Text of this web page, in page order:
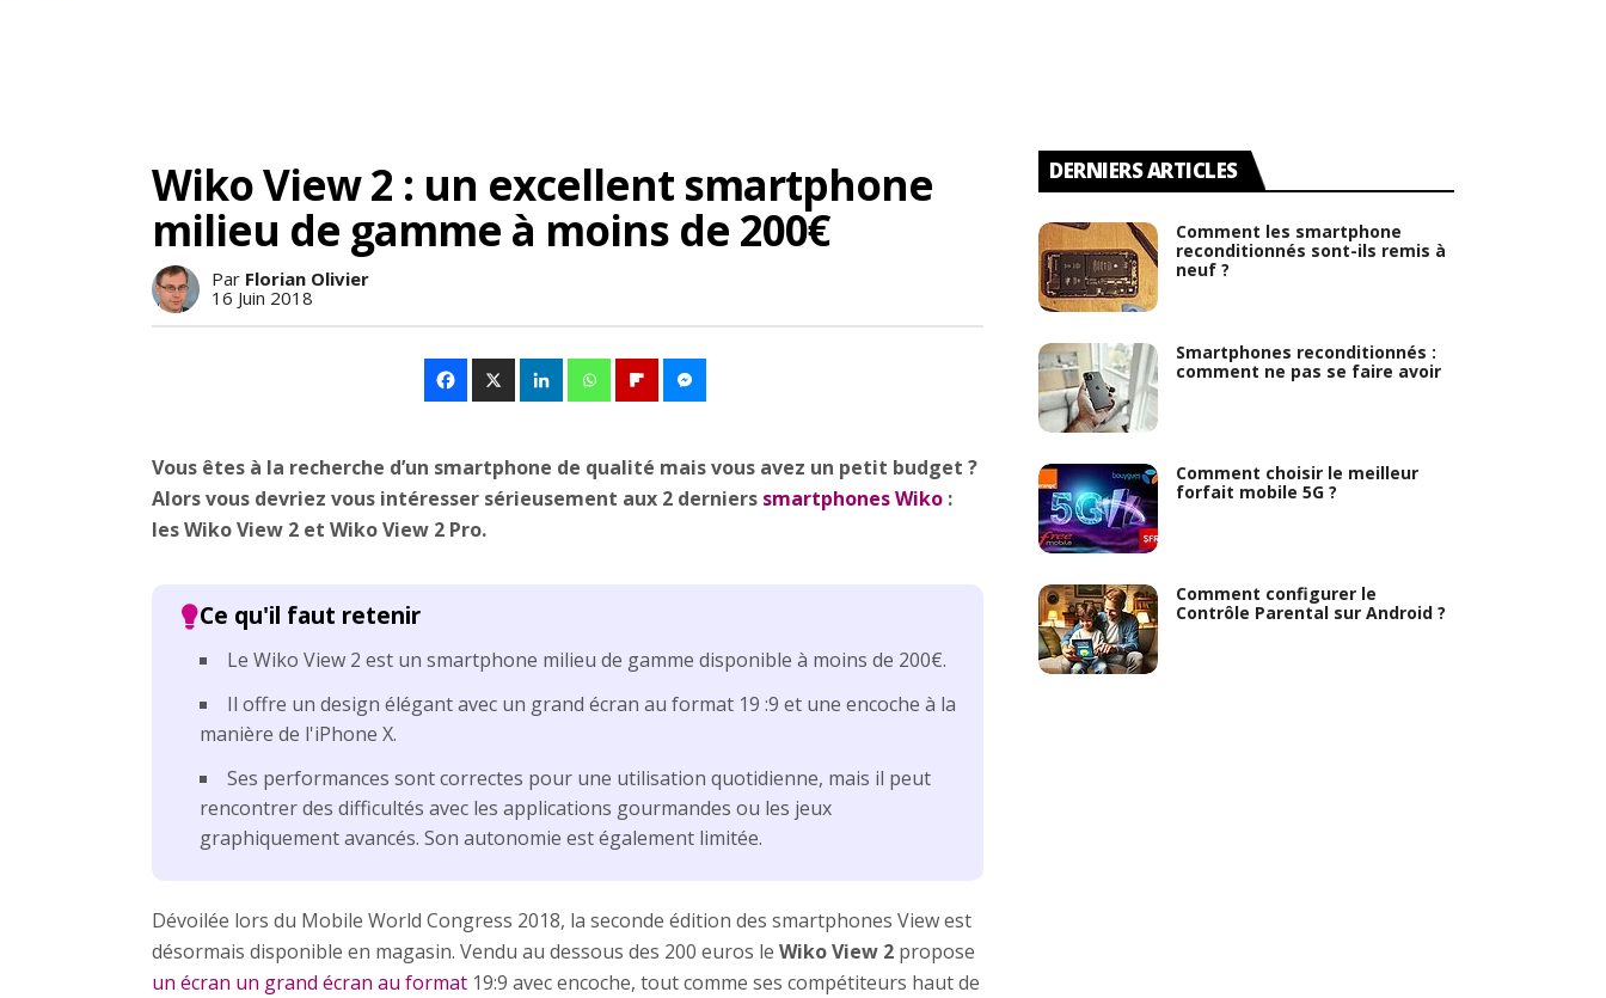
Wiko View 2 : un excellent smartphone
milieu de gamme à moins de 200€
Par Florian Olivier
16 Juin 2018
Vous êtes à la recherche d’un smartphone de qualité mais vous avez un petit budget ?
Alors vous devriez vous intéresser sérieusement aux 2 derniers smartphones Wiko :
les Wiko View 2 et Wiko View 2 Pro.
Le Wiko View 2 est un smartphone milieu de gamme disponible à moins de 200€.
Il offre un design élégant avec un grand écran au format 19 :9 et une encoche à la
manière de l'iPhone X.
Ses performances sont correctes pour une utilisation quotidienne, mais il peut
rencontrer des difficultés avec les applications gourmandes ou les jeux
graphiquement avancés. Son autonomie est également limitée.
Dévoilée lors du Mobile World Congress 2018, la seconde édition des smartphones View est
désormais disponible en magasin. Vendu au dessous des 200 euros le Wiko View 2 propose
un écran un grand écran au format 19:9 avec encoche, tout comme ses compétiteurs haut de
DERNIERS ARTICLES
Comment les smartphone
reconditionnés sont-ils remis à
neuf ?
Smartphones reconditionnés :
comment ne pas se faire avoir
Comment choisir le meilleur
forfait mobile 5G ?
Comment configurer le
Contrôle Parental sur Android ?